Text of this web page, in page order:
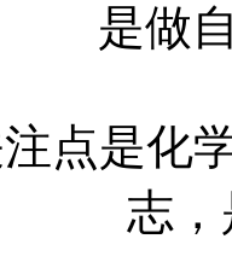
是做
点是化
志，